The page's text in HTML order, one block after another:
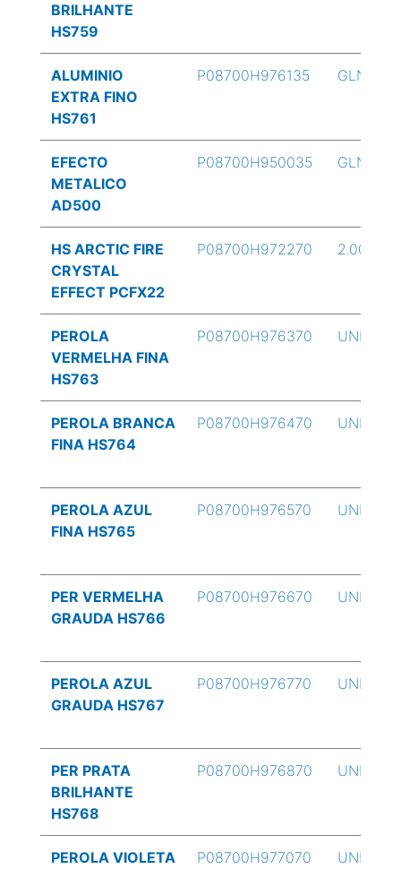
BRILHANTE
HS759
ALUMINIO
EXTRA FINO
HS761
P08700H976135 GLN
EFECTO
METALICO
AD500
P08700H950035 GLN
HS ARCTIC FIRE
CRYSTAL
EFFECT PCFX22
P08700H972270 2.00 oz
PEROLA
VERMELHA FINA
HS763
P08700H976370 UND
PEROLA BRANCA
FINA HS764
P08700H976470 UND
PEROLA AZUL
FINA HS765
P08700H976570 UND
PER VERMELHA
GRAUDA HS766
P08700H976670 UND
PEROLA AZUL
GRAUDA HS767
P08700H976770 UND
PER PRATA
BRILHANTE
HS768
P08700H976870 UND
PEROLA VIOLETA
P08700H977070 UND